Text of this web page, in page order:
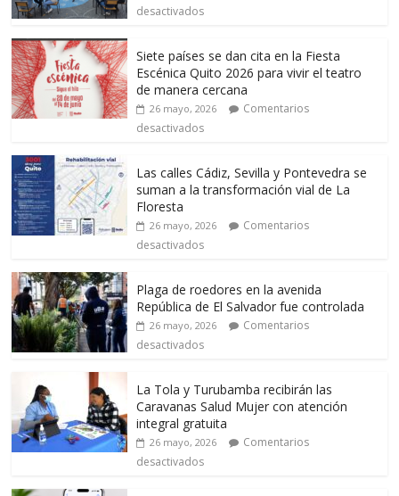
desactivados
Siete países se dan cita en la Fiesta
Escénica Quito 2026 para vivir el teatro
de manera cercana
26 mayo, 2026
Comentarios
desactivados
Las calles Cádiz, Sevilla y Pontevedra se
suman a la transformación vial de La
Floresta
26 mayo, 2026
Comentarios
desactivados
Plaga de roedores en la avenida
República de El Salvador fue controlada
26 mayo, 2026
Comentarios
desactivados
La Tola y Turubamba recibirán las
Caravanas Salud Mujer con atención
integral gratuita
26 mayo, 2026
Comentarios
desactivados